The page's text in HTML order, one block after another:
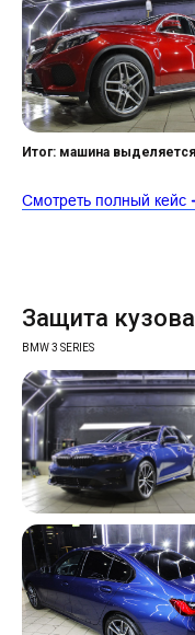
Итог: машина выделяется
Смотреть полный кейс
Защита
BMW 3 SERIES